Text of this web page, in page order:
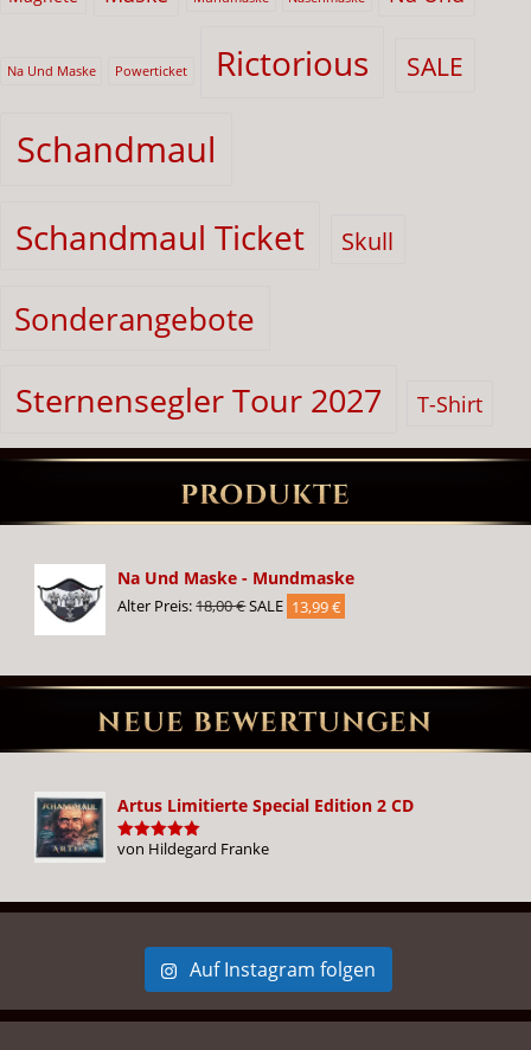
Na Und Maske Powerticket Rictorious SALE
Schandmaul
Schandmaul Ticket Skull
Sonderangebote
Sternensegler Tour 2027 T-Shirt
PRODUKTE
Na Und Maske - Mundmaske
Alter Preis:18,00€Ursprünglicher
18,00 €
SALE 13,99€
13,99 €.
NEUE BEWERTUNGEN
Artus Limitierte Special Edition 2 CD
Bewertet
von Hildegard Franke
Auf Instagram folgen